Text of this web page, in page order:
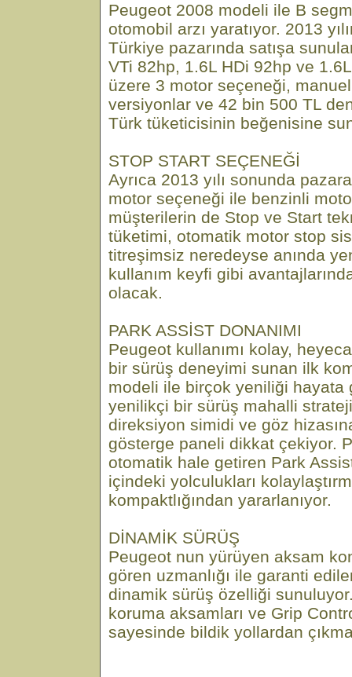
Peugeot 2008 modeli ile B
otomobil arzı yaratıyor. 2013
Türkiye pazarında satışa
VTi 82hp, 1.6L HDi 92hp ve
üzere 3 motor seçeneği,
versiyonlar ve 42 bin 500 TL
Türk tüketicisinin beğenisine
STOP START SEÇENEĞİ
Ayrıca 2013 yılı sonunda
motor seçeneği ile benzinli
müşterilerin de Stop ve Start
tüketimi, otomatik motor stop
titreşimsiz neredeyse anında
kullanım keyfi gibi
olacak.
PARK ASSİST DONANIMI
Peugeot kullanımı kolay,
bir sürüş deneyimi sunan ilk
modeli ile birçok yeniliği hayata
yenilikçi bir sürüş mahalli
direksiyon simidi ve göz
gösterge paneli dikkat çekiyor.
otomatik hale getiren Park
içindeki yolculukları
kompaktlığından yararlanıyor.
DİNAMİK SÜRÜŞ
Peugeot nun yürüyen aksam
gören uzmanlığı ile garanti
dinamik sürüş özelliği
koruma aksamları ve Grip
sayesinde bildik yollardan